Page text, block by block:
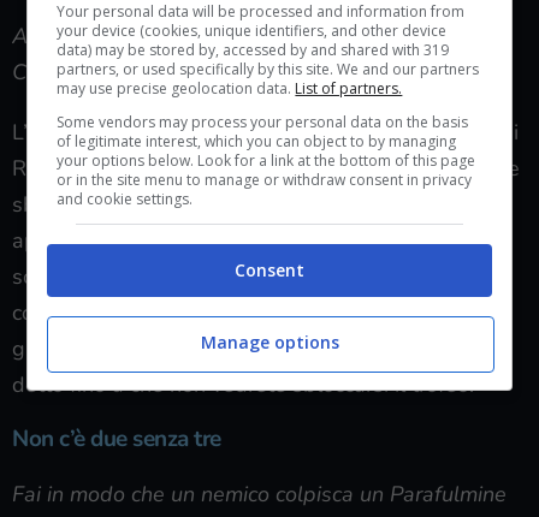
Attiva il rilascio di 50 fulmini globulari di Giustizia
Cieca (escluse le battaglie nella Sala della Virtù).
L’abilità “Giustizia Cieca” appartiene allo skill tree di
Ramuh, l’Eikon di colore porpora, e non potrà essere
sbloccata prima della missione principale #27. Non
appena selezionerete questa abilità, attiverete una
sorta di modalità mira in slow motion, che vi
consentirà di bersagliare i nemici con dei fulmini
globulari premendo il tasto
. Fate quanto ora
detto fino a che non vedrete sbloccarsi il trofeo.
Non c’è due senza tre
Fai in modo che un nemico colpisca un Parafulmine
Your personal data will be processed and information from
your device (cookies, unique identifiers, and other device
data) may be stored by, accessed by and shared with 319
partners, or used specifically by this site. We and our partners
may use precise geolocation data. List of partners.
Some vendors may process your personal data on the basis
of legitimate interest, which you can object to by managing
your options below. Look for a link at the bottom of this page
or in the site menu to manage or withdraw consent in privacy
and cookie settings.
Consent
Manage options